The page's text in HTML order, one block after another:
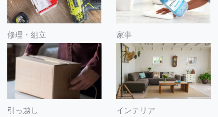
修理・組立 家事
引っ越し インテリア